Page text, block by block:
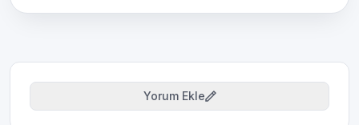
Yorum Ekle